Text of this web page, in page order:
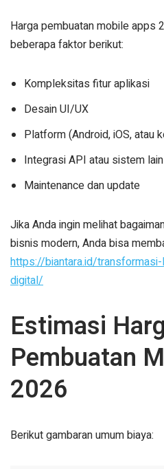
Harga pembuatan mobile apps
beberapa faktor berikut:
Kompleksitas fitur aplikasi
Desain UI/UX
Platform (Android, iOS, atau
Integrasi API atau sistem lain
Maintenance dan update
Jika Anda ingin melihat
bisnis modern, Anda bisa
https://biantara.id/
digital/
Estimasi
Pembuatan
2026
Berikut gambaran umum biaya: